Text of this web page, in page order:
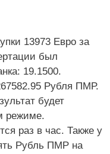
13973 Евро за
был
19.1500.
Рубля ПМР.
будет
режиме.
раз в час. Также у
Рубль ПМР на